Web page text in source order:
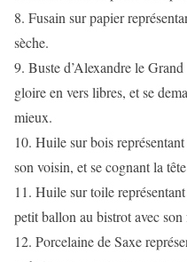
8. Fusain sur papier
sèche.
9. Buste d’Alexandre le
gloire en vers libres, et se
mieux.
10. Huile sur bois
son voisin, et se cognant la
11. Huile sur toile
petit ballon au bistrot avec
12. Porcelaine de Saxe